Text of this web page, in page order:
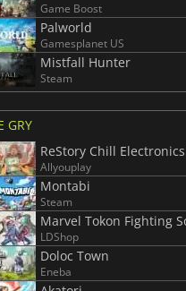
29.01zł
3 Lies Of P
Game Boost
Palworld
Gamesplanet US
Mistfall Hunter
Steam
GRY
ReStory Chill
Allyouplay
Montabi
Steam
Marvel Tokon Fighting
LDShop
Doloc Town
Eneba